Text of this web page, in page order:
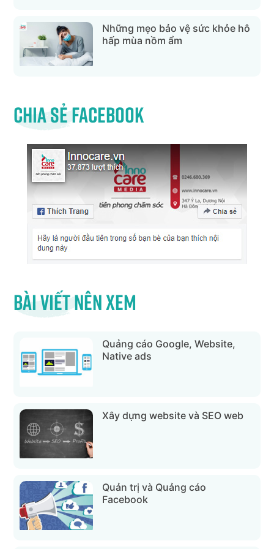
Những mẹo bảo vệ sức khỏe hô
hấp mùa nồm ẩm
Chia sẻ Facebook
Bài viết nên xem
Quảng cáo Google, Website,
Native ads
Xây dựng website và SEO web
Quản trị và Quảng cáo
Facebook